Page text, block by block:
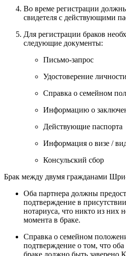
Во време регистрации
свидетеля с действующими
Для регистрации браков
следующие документы:
Письмо-запрос
Удостоверение
Справка о семейном
Информацию о
Действующие паспорта
Информация о визе /
Консульский сбор
Брак между двумя гражданами
Оба партнера должны
подтверждение в
нотариуса, что никто из них
момента в браке.
Справка о семейном
подтверждение о том, что оба
браке должно быть заверено